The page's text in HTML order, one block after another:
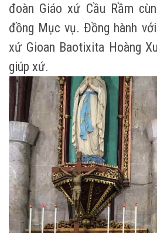
đoàn Giáo xứ Cầu Rầm
đồng Mục vụ. Đồng hành
xứ Gioan Baotixita Hoàng
giúp xứ.